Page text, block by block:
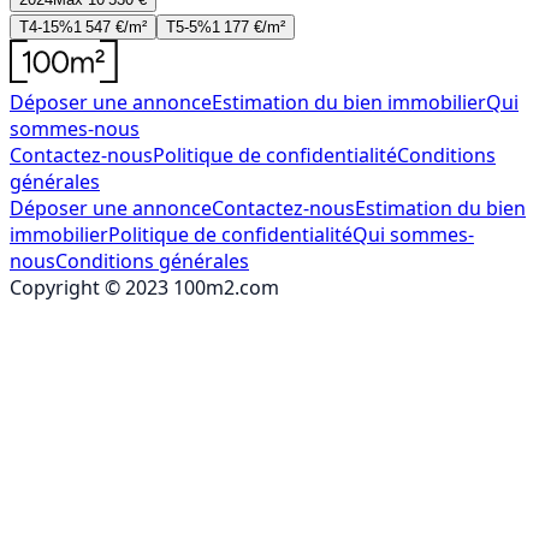
T4-15%1 547 €/m² T5-5%1 177 €/m²
Déposer une annonceEstimation du bien immobilierQui
sommes-nous
Contactez-nousPolitique de confidentialitéConditions
générales
Déposer une annonceContactez-nousEstimation du bien
immobilierPolitique de confidentialitéQui sommes-
nousConditions générales
Copyright © 2023 100m2.com